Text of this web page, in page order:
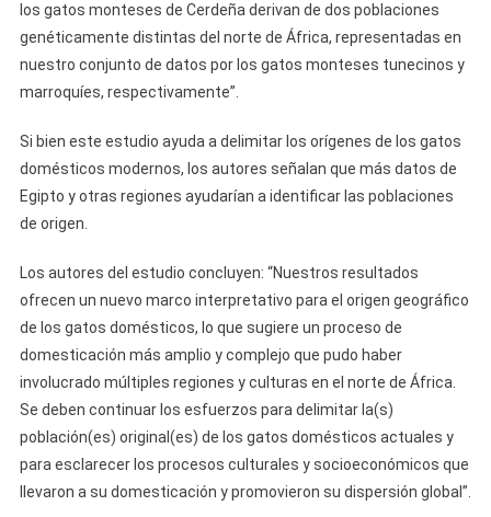
los gatos monteses de Cerdeña derivan de dos poblaciones
genéticamente distintas del norte de África, representadas en
nuestro conjunto de datos por los gatos monteses tunecinos y
marroquíes, respectivamente”.
Si bien este estudio ayuda a delimitar los orígenes de los gatos
domésticos modernos, los autores señalan que más datos de
Egipto y otras regiones ayudarían a identificar las poblaciones
de origen.
Los autores del estudio concluyen: “Nuestros resultados
ofrecen un nuevo marco interpretativo para el origen geográfico
de los gatos domésticos, lo que sugiere un proceso de
domesticación más amplio y complejo que pudo haber
involucrado múltiples regiones y culturas en el norte de África.
Se deben continuar los esfuerzos para delimitar la(s)
población(es) original(es) de los gatos domésticos actuales y
para esclarecer los procesos culturales y socioeconómicos que
llevaron a su domesticación y promovieron su dispersión global”.